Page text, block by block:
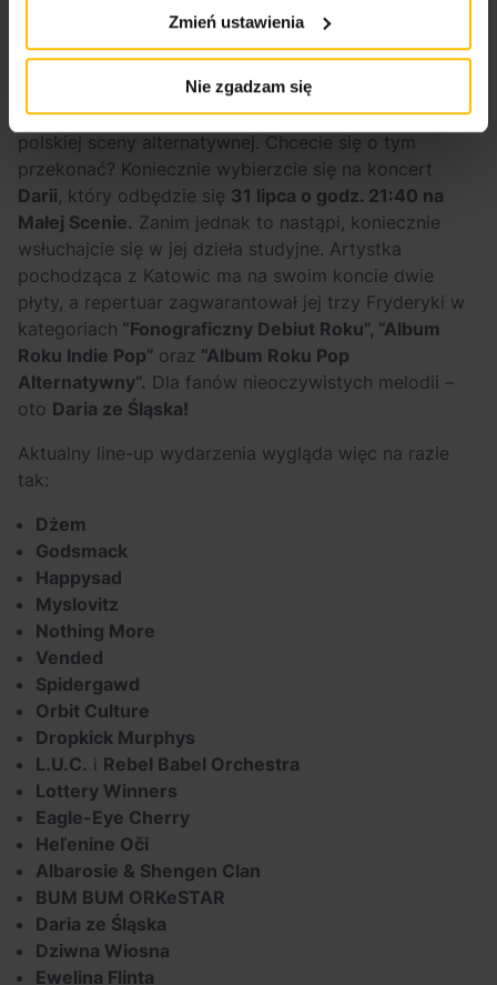
Zmień ustawienia
Nie zgadzam się
Daria ze Śląska
Mówią o niej, że jest jedną z najciekawszych postaci
polskiej sceny alternatywnej. Chcecie się o tym
przekonać? Koniecznie wybierzcie się na koncert
Darii, który odbędzie się 31 lipca o godz. 21:40 na
Małej Scenie. Zanim jednak to nastąpi, koniecznie
wsłuchajcie się w jej dzieła studyjne. Artystka
pochodząca z Katowic ma na swoim koncie dwie
płyty, a repertuar zagwarantował jej trzy Fryderyki w
kategoriach “Fonograficzny Debiut Roku”, “Album
Roku Indie Pop” oraz “Album Roku Pop
Alternatywny”. Dla fanów nieoczywistych melodii –
oto Daria ze Śląska!
Aktualny line-up wydarzenia wygląda więc na razie
tak:
Dżem
Godsmack
Happysad
Myslovitz
Nothing More
Vended
Spidergawd
Orbit Culture
Dropkick Murphys
L.U.C. i Rebel Babel Orchestra
Lottery Winners
Eagle-Eye Cherry
Heľenine Oči
Albarosie & Shengen Clan
BUM BUM ORKeSTAR
Daria ze Śląska
Dziwna Wiosna
Ewelina Flinta